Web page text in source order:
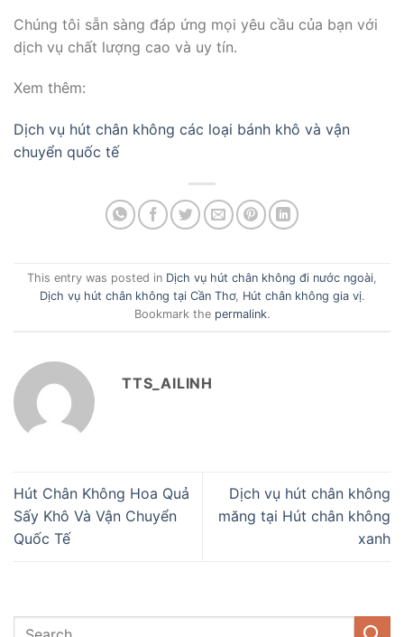
Chúng tôi sẵn sàng đáp ứng mọi yêu cầu của bạn với
dịch vụ chất lượng cao và uy tín.
Xem thêm:
Dịch vụ hút chân không các loại bánh khô và vận
chuyển quốc tế
This entry was posted in Dịch vụ hút chân không đi nước ngoài,
Dịch vụ hút chân không tại Cần Thơ, Hút chân không gia vị.
Bookmark the permalink.
TTS_AILINH
Hút Chân Không Hoa Quả
Sấy Khô Và Vận Chuyển
Quốc Tế
Dịch vụ hút chân không
măng tại Hút chân không
xanh